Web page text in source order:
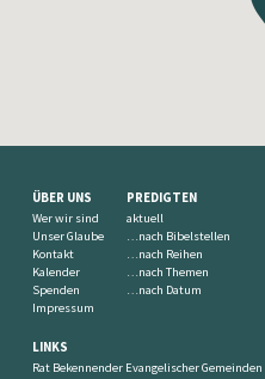
ÜBER UNS
Wer wir sind
Unser Glaube
Kontakt
Kalender
Spenden
Impressum
PREDIGTEN
aktuell
…nach Bibelstellen
…nach Reihen
…nach Themen
…nach Datum
LINKS
Rat Bekennender Evangelischer Gemeinden